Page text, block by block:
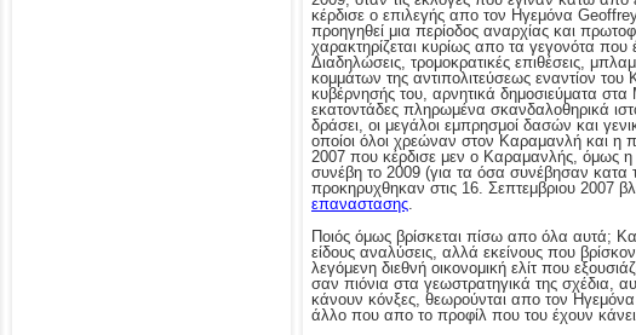
κέρδισε ο επιλεγής απο τον Ηγεμόνα
προηγηθεί μια περίοδος αναρχίας και
χαρακτηρίζεται κυρίως απο τα γεγονότα
Διαδηλώσεις, τρομοκρατικές επιθέσεις,
κομμάτων της αντιπολιτεύσεως εναντίον
κυβέρνησής του, αρνητικά δημοσιεύματα
εκατοντάδες πληρωμένα σκανδαλοθηρικά
δράσει, οι μεγάλοι εμπρησμοί δασών και
οποίοι όλοι χρεώναν στον Καραμανλή και
2007 που κέρδισε μεν ο Καραμανλής, όμως η
συνέβη το 2009 (για τα όσα συνέβησαν
προκηρυχθηκαν στις 16. Σεπτεμβριου 2007
επαναστασης.
Ποιός όμως βρίσκεται πίσω απο όλα αυτά;
είδους αναλύσεις, αλλά εκείνους που
λεγόμενη διεθνή οικονομική ελίτ που
σαν πιόνια στα γεωστρατηγικά της σχέδια,
κάνουν κόνξες, θεωρούνται απο τον Ηγεμόνα
άλλο που απο το προφίλ που του έχουν κάνει